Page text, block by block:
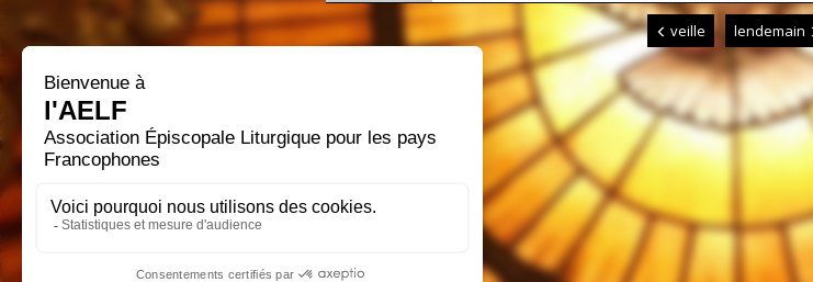
veille lendemain